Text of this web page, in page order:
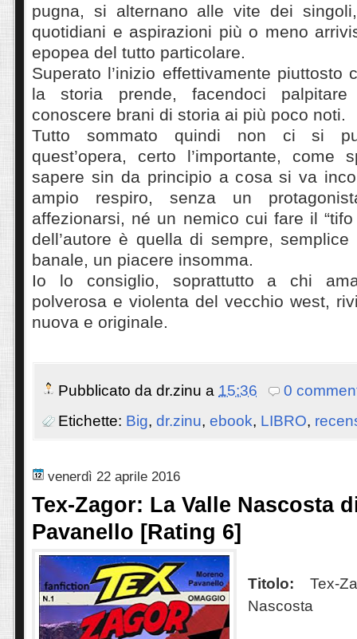
pugna, si alternano alle vite dei
quotidiani e aspirazioni più o meno
epopea del tutto particolare.
Superato l’inizio effettivamente piuttosto
la storia prende, facendoci
conoscere brani di storia ai più poco noti.
Tutto sommato quindi non ci si
quest’opera, certo l’importante, come
sapere sin da principio a cosa si va
ampio respiro, senza un
affezionarsi, né un nemico cui fare il
dell’autore è quella di sempre,
banale, un piacere insomma.
Io lo consiglio, soprattutto a chi ama
polverosa e violenta del vecchio west,
nuova e originale.
Pubblicato da dr.zinu a 15:36
0
Etichette: Big, dr.zinu, ebook, LIBRO,
venerdì 22 aprile 2016
Tex-Zagor: La Valle Nascosta
Pavanello [Rating 6]
Titolo:
Tex-
Nascosta